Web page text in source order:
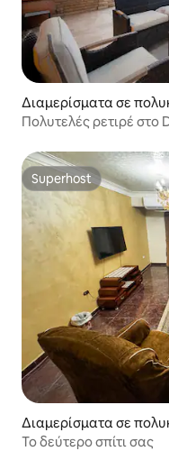
Διαμερίσματα σε
G
Πολυτελές ρετιρέ στο
Superhost
Superhost
Διαμερίσματα σε
it Akaba
Το δεύτερο σπίτι σας